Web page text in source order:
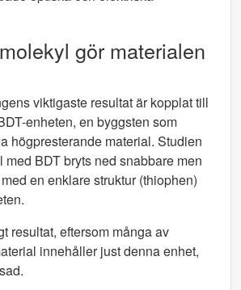
gör materialen
viktigaste resultat är kopplat till
enheten, en byggsten som
högpresterande material. Studien
med BDT bryts ned snabbare men
en enklare struktur (thiophen)
resultat, eftersom många av
innehåller just denna enhet,